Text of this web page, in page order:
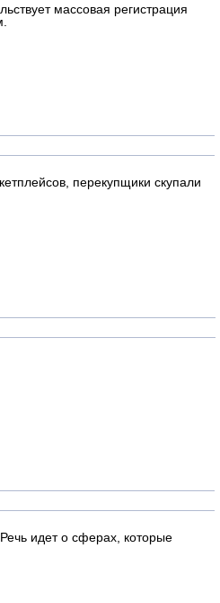
массовая регистрация
перекупщики скупали
идет о сферах, которые